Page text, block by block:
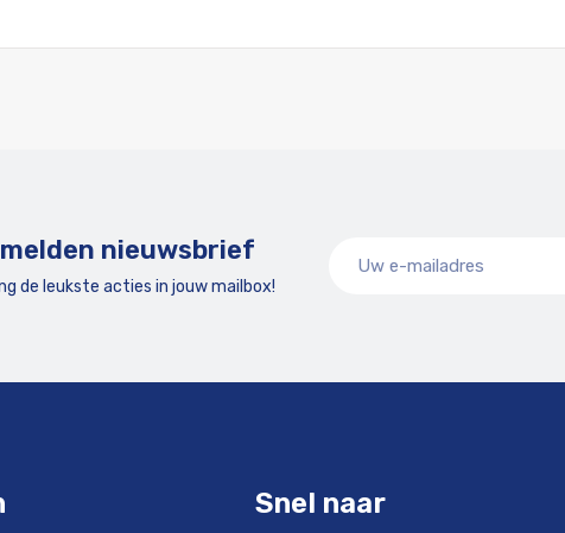
nieuwsbrief
de leukste acties in jouw mailbox!
Snel naar